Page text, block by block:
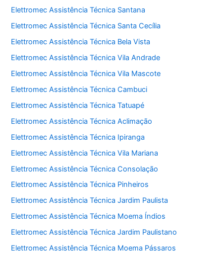
Elettromec Assistência Técnica Santana
Elettromec Assistência Técnica Santa Cecília
Elettromec Assistência Técnica Bela Vista
Elettromec Assistência Técnica Vila Andrade
Elettromec Assistência Técnica Vila Mascote
Elettromec Assistência Técnica Cambuci
Elettromec Assistência Técnica Tatuapé
Elettromec Assistência Técnica Aclimação
Elettromec Assistência Técnica Ipiranga
Elettromec Assistência Técnica Vila Mariana
Elettromec Assistência Técnica Consolação
Elettromec Assistência Técnica Pinheiros
Elettromec Assistência Técnica Jardim Paulista
Elettromec Assistência Técnica Moema Índios
Elettromec Assistência Técnica Jardim Paulistano
Elettromec Assistência Técnica Moema Pássaros